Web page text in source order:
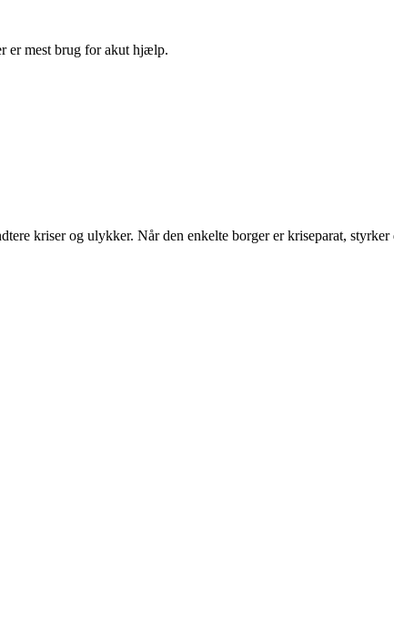
er mest brug for akut hjælp.
kriser og ulykker. Når den enkelte borger er kriseparat,